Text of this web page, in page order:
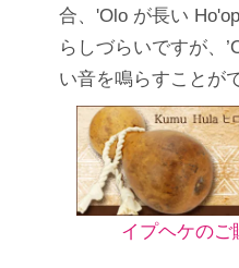
合、'Olo が長い
らしづらいですが、
い音を鳴らすことが
イプヘケのご